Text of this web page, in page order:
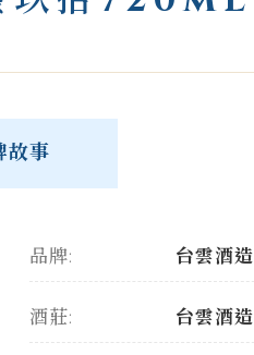
故事
品牌: 台雲酒造
酒莊: 台雲酒造